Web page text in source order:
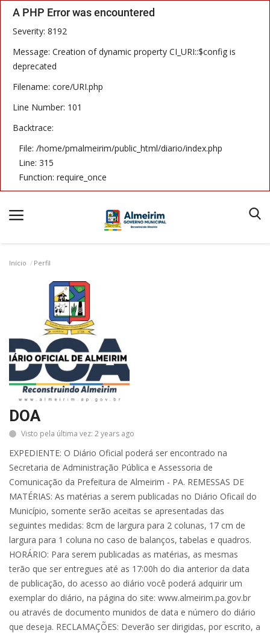
A PHP Error was encountered
Severity: 8192
Message: Creation of dynamic property CI_URI::$config is
deprecated
Filename: core/URI.php
Line Number: 101
Backtrace:
File: /home/pmalmeirim/public_html/diario/index.php
Line: 315
Function: require_once
Início
Termos & Condições
Publicações
Imprensa Oficial
Notícias
Equipe
Início Perfil
DOA
Visto pela última vez: 2 years ago
EXPEDIENTE: O Diário Oficial poderá ser encontrado na
Secretaria de Administração Pública e Assessoria de
Comunicação da Prefeitura de Almeirim - PA. REMESSAS DE
MATÉRIAS: As matérias a serem publicadas no Diário Oficail do
Município, somente serão aceitas se apresentadas das
seguintes medidas: 8cm de largura para 2 colunas, 17 cm de
largura para 1 coluna no caso de balanços, tabelas e quadros.
HORÁRIO: Para serem publicadas as matérias, as mesmas
terão que ser entregues até as 17:00h do dia anterior da data
de publicação, do acesso ao diário você poderá adquirir um
exemplar do diário, na página do site: www.almeirim.pa.gov.br
ou através de documento munidos de data e número do diário
que deseja. RECLAMAÇÕES: Deverão ser dirigidas, por escrito, a